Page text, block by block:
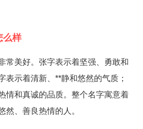
么样
常美好。张字表示着坚强、勇敢和
表示着清新、**静和悠然的气质；
情和真诚的品质。整个名字寓意着
然、善良热情的人。